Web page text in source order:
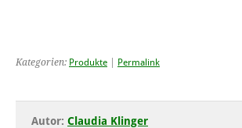
Kategorien: Produkte Permalink
Autor: Claudia Klinger